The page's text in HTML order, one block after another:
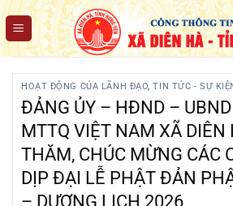
Chuyển
đến
nội
HOẠT ĐỘNG CỦA LÃNH ĐẠO,TIN TỨC - SỰ
ĐẢNG ỦY – HĐND –
MTTQ VIỆT NAM XÃ DIÊN
THĂM, CHÚC MỪNG CÁC
DỊP ĐẠI LỄ PHẬT ĐẢN
– DƯƠNG LỊCH 2026